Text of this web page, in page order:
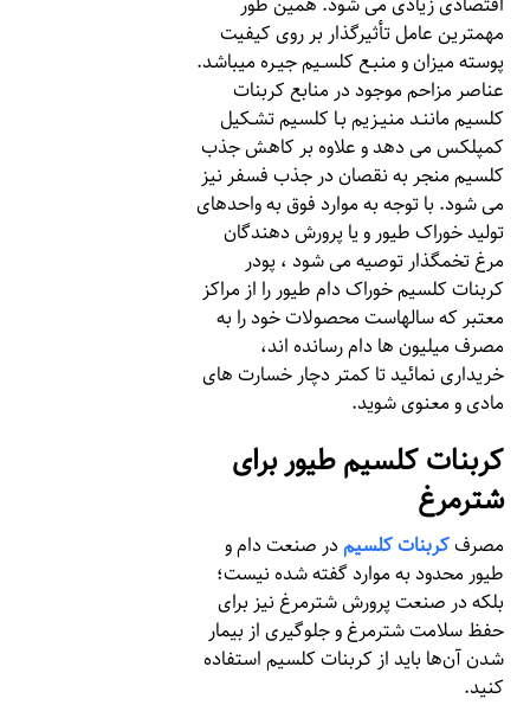
مهمترین عامل تأثیرگذار بر روی کیفیت
پوسته میزان و منبـع کلسـیم جیـره میباشد.
عناصر مزاحم موجود در منابع کربنات
کلسیم ماننـد منیـزیم بـا کلسیم تشـکیل
کمپلکس می دهد و علاوه بر کاهش جذب
کلسیم منجر به نقصان در جذب فسفر نیز
می شود. با توجه به موارد فوق به واحدهای
تولید خوراک طیور و یا پرورش دهندگان
مرغ تخمگذار توصیه می شود ، پودر
کربنات کلسیم خوراک دام طیور را از مراکز
معتبر که سالهاست محصولات خود را به
مصرف میلیون ها دام رسانده اند،
خریداری نمائید تا کمتر دچار خسارت های
مادی و معنوی شوید.
کربنات کلسیم طیور برای
شترمرغ
مصرفکربنات کلسیمدر صنعت دام و
طیور محدود به موارد گفته شده نیست؛
بلکه در صنعت پرورش شترمرغ نیز برای
حفظ سلامت شترمرغ و جلوگیری از بیمار
شدن آن‌ها باید از کربنات کلسیم استفاده
کنید.